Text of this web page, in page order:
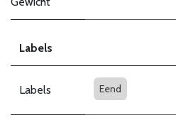
Labels
Labels Eend